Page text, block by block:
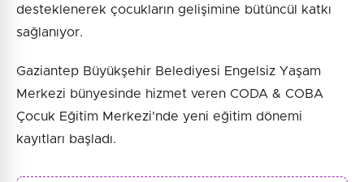
desteklenerek çocukların gelişimine bütüncül katkı
sağlanıyor.
Gaziantep Büyükşehir Belediyesi Engelsiz Yaşam
Merkezi bünyesinde hizmet veren CODA & COBA
Çocuk Eğitim Merkezi'nde yeni eğitim dönemi
kayıtları başladı.